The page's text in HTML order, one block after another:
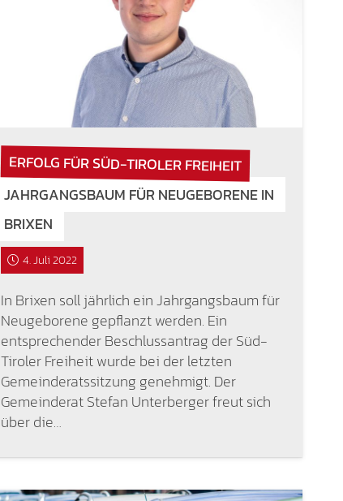
ERFOLG FÜR SÜD-TIROLER FREIHEIT
JAHRGANGSBAUM FÜR NEUGEBORENE IN
BRIXEN
4. Juli 2022
In Brixen soll jährlich ein Jahrgangsbaum für
Neugeborene gepflanzt werden. Ein
entsprechender Beschlussantrag der Süd-
Tiroler Freiheit wurde bei der letzten
Gemeinderatssitzung genehmigt. Der
Gemeinderat Stefan Unterberger freut sich
über die…